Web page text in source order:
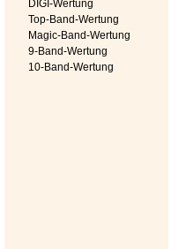
DIGI-Wertung
Top-Band-Wertung
Magic-Band-Wertung
9-Band-Wertung
10-Band-Wertung